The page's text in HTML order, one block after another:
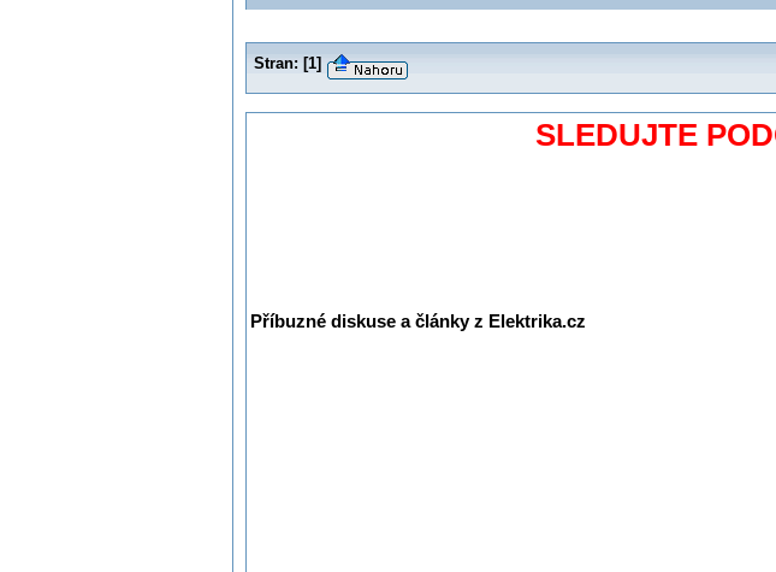
Stran: [1]
SLEDUJTE
Příbuzné diskuse a články z Elektrika.cz